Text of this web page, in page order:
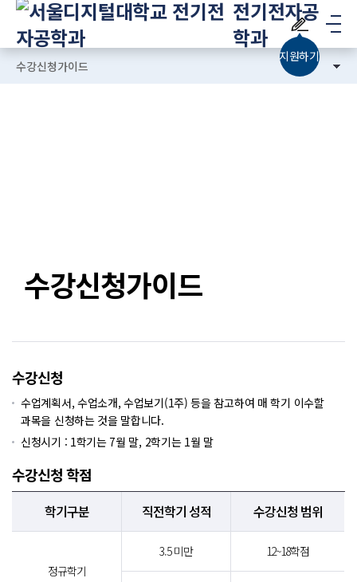
전기전자공
학과
지원하기
메
뉴
수강신청가이드
수강신청가이드
수강신청
수업계획서, 수업소개, 수업보기(1주) 등을 참고하여 매 학기 이수할
과목을 신청하는 것을 말합니다.
신청시기 : 1학기는 7월 말, 2학기는 1월 말
수강신청 학점
학기구분 직전학기 성적 수강신청 범위
정규학기
3.5 미만 12~18학점